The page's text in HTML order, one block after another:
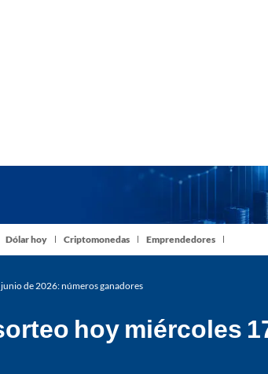
Dólar hoy Criptomonedas Emprendedores
de 2026: números ganadores
hoy miércoles